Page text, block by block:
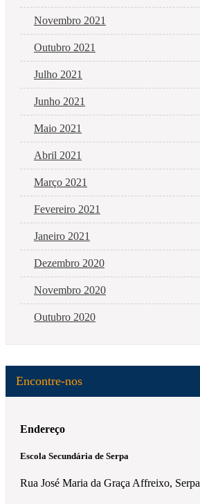
Novembro 2021
Outubro 2021
Julho 2021
Junho 2021
Maio 2021
Abril 2021
Março 2021
Fevereiro 2021
Janeiro 2021
Dezembro 2020
Novembro 2020
Outubro 2020
Encontre-nos
Endereço
Escola Secundária de Serpa
Rua José Maria da Graça Affreixo, Serpa